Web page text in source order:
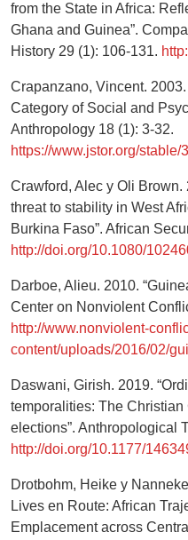
from the State in Africa:
Ghana and Guinea”.
History 29 (1): 106-131.
Crapanzano, Vincent.
Category of Social and
Anthropology 18 (1): 3-32.
https://www.jstor.org/stable/
Crawford, Alec y Oli Brown.
threat to stability in West
Burkina Faso”. African
http://doi.org/10.1080/
Darboe, Alieu. 2010.
Center on Nonviolent
http://www.nonviolent-
content/uploads/2016/02/
Daswani, Girish. 2019.
temporalities: The
elections”. Anthropological
http://doi.org/10.1177/
Drotbohm, Heike y
Lives en Route: African
Emplacement across